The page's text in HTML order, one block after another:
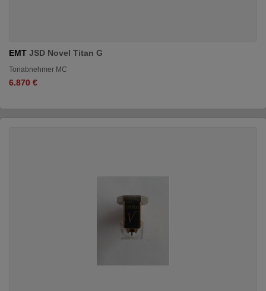
EMT JSD Novel Titan G
Tonabnehmer MC
6.870 €